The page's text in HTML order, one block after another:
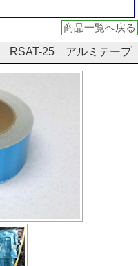
商品一覧へ戻る
RSAT-25 アルミテープ